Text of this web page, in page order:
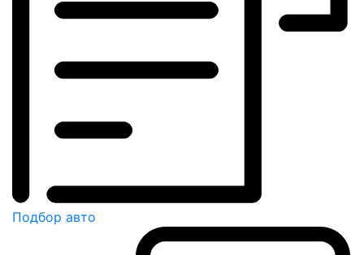
Подбор авто